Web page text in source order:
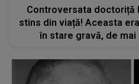
Controversata doctoriță
stins din viață! Aceasta
în stare gravă, de mai